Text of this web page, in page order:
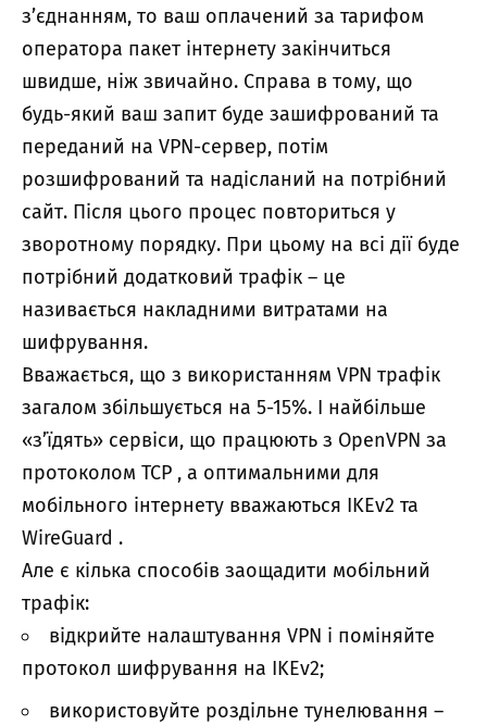
з’єднанням, то ваш оплачений за тарифом
оператора пакет інтернету закінчиться
швидше, ніж звичайно. Справа в тому, що
будь-який ваш запит буде зашифрований та
переданий на VPN-сервер, потім
розшифрований та надісланий на потрібний
сайт. Після цього процес повториться у
зворотному порядку. При цьому на всі дії буде
потрібний додатковий трафік – це
називається накладними витратами на
шифрування.
Вважається, що з використанням VPN трафік
загалом збільшується на 5-15%. І найбільше
«з’їдять» сервіси, що працюють з OpenVPN за
протоколом TCP , а оптимальними для
мобільного інтернету вважаються IKEv2 та
WireGuard .
Але є кілька способів заощадити мобільний
трафік:
відкрийте налаштування VPN і поміняйте
протокол шифрування на IKEv2;
використовуйте роздільне тунелювання –